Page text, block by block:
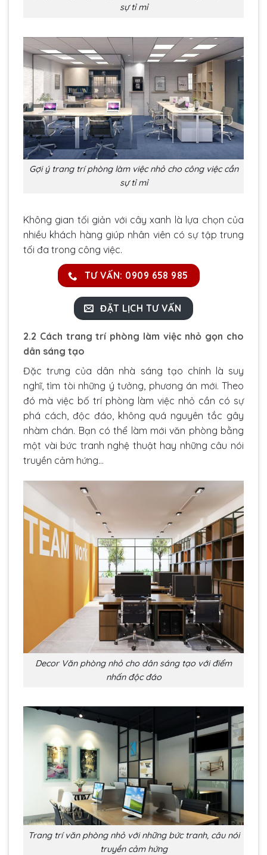
sự tỉ mỉ
Gợi ý trang trí phòng làm việc nhỏ cho công việc cần
sự tỉ mỉ
Không gian tối giản với cây xanh là lựa chọn của
nhiều khách hàng giúp nhân viên có sự tập trung
tối đa trong công việc.
TƯ VẤN: 0909 658 985
ĐẶT LỊCH TƯ VẤN
2.2 Cách trang trí phòng làm việc nhỏ gọn cho
dân sáng tạo
Đặc trưng của dân nhà sáng tạo chính là suy
nghĩ, tìm tòi những ý tưởng, phương án mới. Theo
đó mà việc bố trí phòng làm việc nhỏ cần có sự
phá cách, độc đáo, không quá nguyên tắc gây
nhàm chán. Bạn có thể làm mới văn phòng bằng
một vài bức tranh nghệ thuật hay những câu nói
truyền cảm hứng…
Decor Văn phòng nhỏ cho dân sáng tạo với điểm
nhấn độc đáo
Trang trí văn phòng nhỏ với những bức tranh, câu nói
truyền cảm hứng